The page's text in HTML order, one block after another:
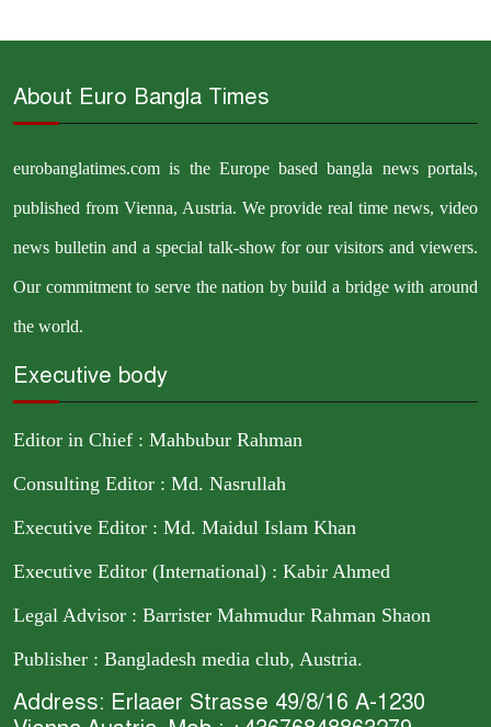
About Euro Bangla Times
eurobanglatimes.com is the Europe based bangla news portals,
published from Vienna, Austria. We provide real time news, video
news bulletin and a special talk-show for our visitors and viewers.
Our commitment to serve the nation by build a bridge with around
the world.
Executive body
Editor in Chief : Mahbubur Rahman
Consulting Editor : Md. Nasrullah
Executive Editor : Md. Maidul Islam Khan
Executive Editor (International) : Kabir Ahmed
Legal Advisor : Barrister Mahmudur Rahman Shaon
Publisher : Bangladesh media club, Austria.
Address: Erlaaer Strasse 49/8/16 A-1230